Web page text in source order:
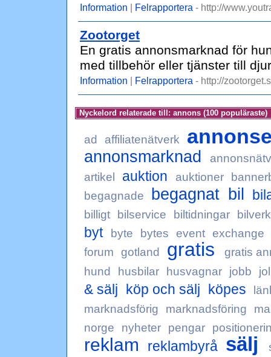
Information | Felrapportera - http://
Zootorget
En gratis annonsmarknad för
med tillbehör eller tjänster till
Information | Felrapportera - http://
Nyckelord relaterade till: annons (100 populäraste)
ad affiliatenätverk
annonsmarknad
artikel
auktion auktioner
begagnade
begagnat bil
billigt bilservice biltidningar
byt byte bytes event
exchange
forum
gotland gratis
gratis
hund
husbilar husvagnar jobb
& sälj köp och sälj köpes
marknadsförig
marknadsföring
norge
nyheter pengar
reklam reklambyrå sälj